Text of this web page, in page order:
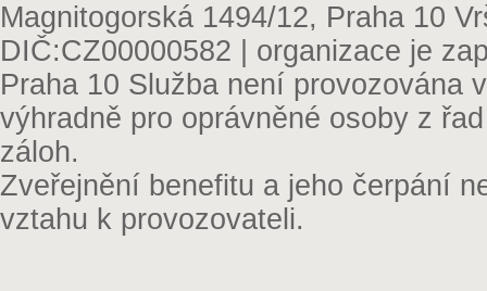
Magnitogorská 1494/12, Praha 10
DIČ:CZ00000582 | organizace je
Praha 10 Služba není provozována
výhradně pro oprávněné osoby z
záloh.
Zveřejnění benefitu a jeho čerpání
vztahu k provozovateli.